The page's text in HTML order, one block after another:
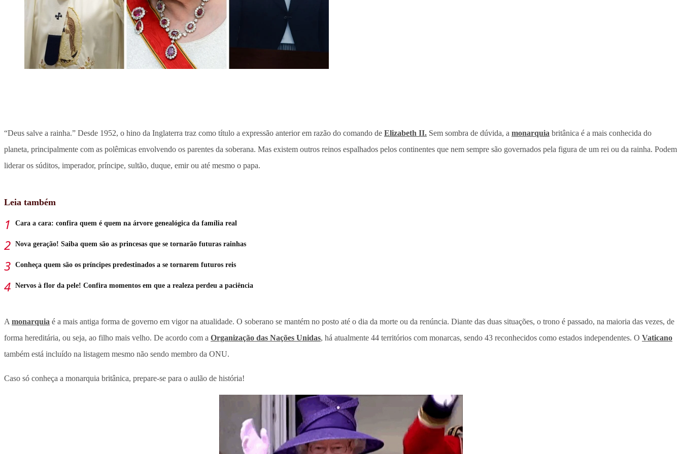
“Deus salve a rainha.” Desde 1952, o hino da Inglaterra traz como título a expressão anterior em razão do comando de Elizabeth II. Sem sombra de dúvida, a monarquia britânica é a mais conhecida do
planeta, principalmente com as polêmicas envolvendo os parentes da soberana. Mas existem outros reinos espalhados pelos continentes que nem sempre são governados pela figura de um rei ou da rainha. Podem
liderar os súditos, imperador, príncipe, sultão, duque, emir ou até mesmo o papa.
Leia também
Cara a cara: confira quem é quem na árvore genealógica da família real
Nova geração! Saiba quem são as princesas que se tornarão futuras rainhas
Conheça quem são os príncipes predestinados a se tornarem futuros reis
Nervos à flor da pele! Confira momentos em que a realeza perdeu a paciência
A monarquia é a mais antiga forma de governo em vigor na atualidade. O soberano se mantém no posto até o dia da morte ou da renúncia. Diante das duas situações, o trono é passado, na maioria das vezes, de
forma hereditária, ou seja, ao filho mais velho. De acordo com a Organização das Nações Unidas, há atualmente 44 territórios com monarcas, sendo 43 reconhecidos como estados independentes. O Vaticano
também está incluído na listagem mesmo não sendo membro da ONU.
Caso só conheça a monarquia britânica, prepare-se para o aulão de história!